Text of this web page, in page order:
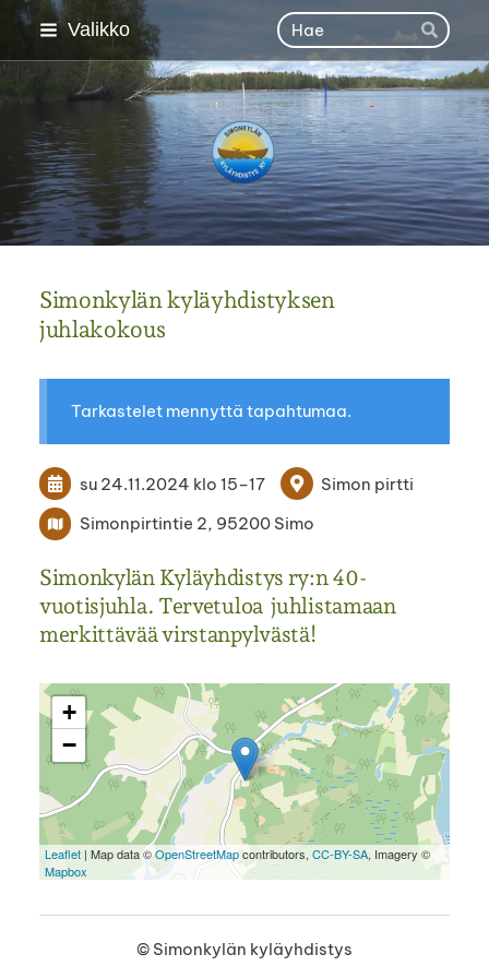
Siirry
sisältöön
Valikko Haku
Hae
Simonkylän
Simonkylän kyläyhdistyksen
juhlakokous
Tarkastelet mennyttä tapahtumaa.
su 24.11.2024 klo 15–17
Simon pirtti
Simonpirtintie 2, 95200 Simo
Simonkylän Kyläyhdistys ry:n 40-
vuotisjuhla. Tervetuloa juhlistamaan
merkittävää virstanpylvästä!
+
−
Leaflet| Map data ©OpenStreetMapcontributors, CC-BY-SA, Imagery ©
Mapbox
© Simonkylän kyläyhdistys